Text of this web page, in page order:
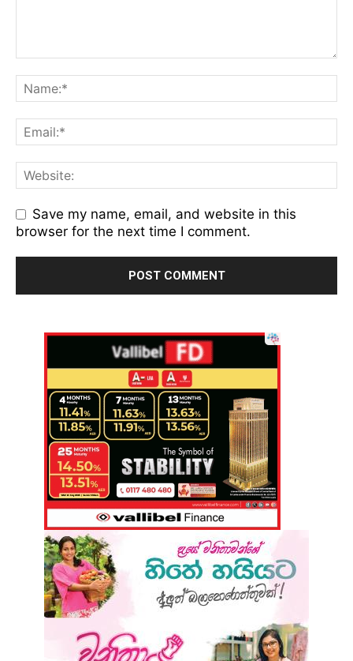
Save my name, email, and website in this
browser for the next time I comment.